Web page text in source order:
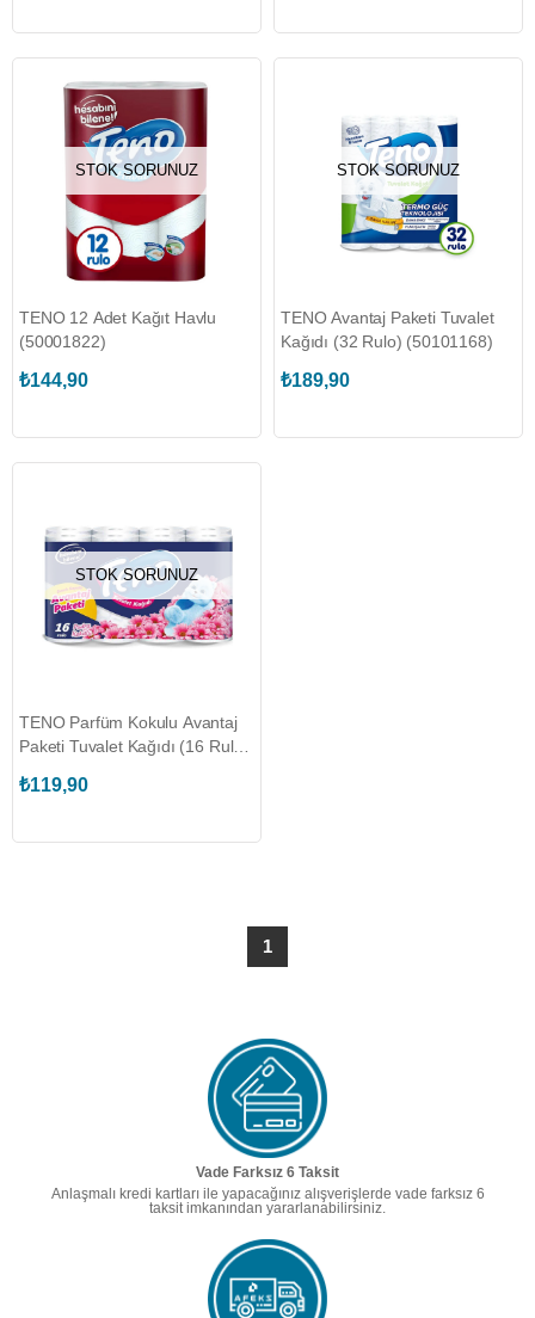
STOK SORUNUZ
TENO 12 Adet Kağıt Havlu
(50001822)
₺144,90
STOK SORUNUZ
TENO Avantaj Paketi Tuvalet
Kağıdı (32 Rulo) (50101168)
₺189,90
STOK SORUNUZ
TENO Parfüm Kokulu Avantaj
Paketi Tuvalet Kağıdı (16 Rulo)
₺119,90
1
Vade Farksız 6 Taksit
Anlaşmalı kredi kartları ile yapacağınız alışverişlerde vade farksız 6
taksit imkanından yararlanabilirsiniz.